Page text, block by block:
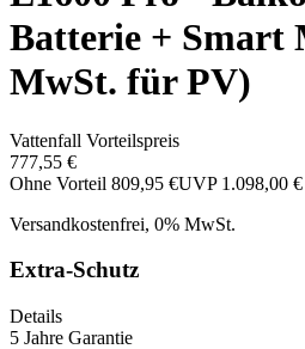
Batterie + Smart
MwSt. für PV)
Vattenfall Vorteilspreis
777,55 €
Ohne Vorteil 809,95 €UVP 1.098,00 €
Versandkostenfrei, 0% MwSt.
Extra-Schutz
Details
5 Jahre Garantie